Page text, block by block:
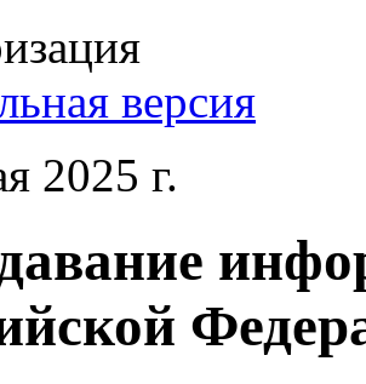
версия
2025 г.